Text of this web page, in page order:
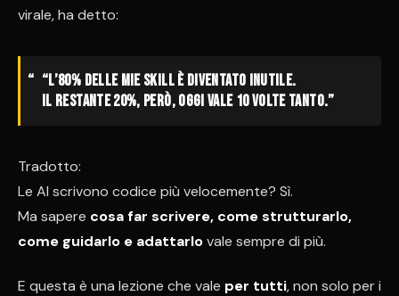
virale, ha detto:
“L’80% delle mie skill è diventato inutile.
Il restante 20%, però, oggi vale 10 volte tanto.”
Tradotto:
Le AI scrivono codice più velocemente? Sì.
Ma sapere cosa far scrivere, come strutturarlo,
come guidarlo e adattarlovale sempre di più.
E questa è una lezione che vale per tutti, non solo per i